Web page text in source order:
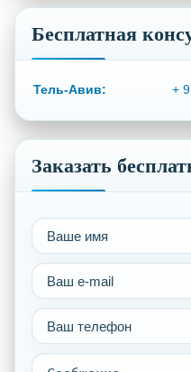
Бесплатная
Тель-Авив: +
Заказать